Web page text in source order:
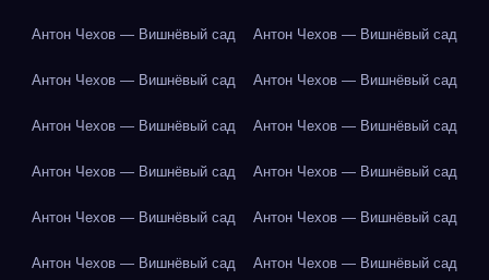
Антон Чехов — Вишнёвый сад Антон Чехов — Вишнёвый сад
Антон Чехов — Вишнёвый сад Антон Чехов — Вишнёвый сад
Антон Чехов — Вишнёвый сад Антон Чехов — Вишнёвый сад
Антон Чехов — Вишнёвый сад Антон Чехов — Вишнёвый сад
Антон Чехов — Вишнёвый сад Антон Чехов — Вишнёвый сад
Антон Чехов — Вишнёвый сад Антон Чехов — Вишнёвый сад